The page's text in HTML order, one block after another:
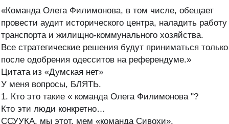
«Команда Олега Филимонова, в том числе, обещает
провести аудит исторического центра, наладить работу
транспорта и жилищно-коммунального хозяйства.
Все стратегические решения будут приниматься только
после одобрения одесситов на референдуме.»
Цитата из «Думская нет»
У меня вопросы, БЛЯТЬ.
1. Кто это такие « команда Олега Филимонова "?
Кто эти люди конкретно…
ССУУКА, мы этот, мем «команда Сивохи»,